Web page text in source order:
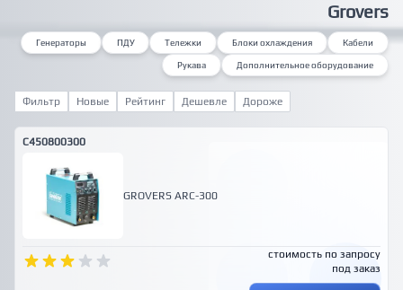
Grovers
Генераторы ПДУ Тележки Блоки охлаждения Кабели
Рукава Дополнительное оборудование
Фильтр Новые Рейтинг Дешевле Дороже
C450800300
GROVERS ARC-300
стоимость по запросу
под заказ